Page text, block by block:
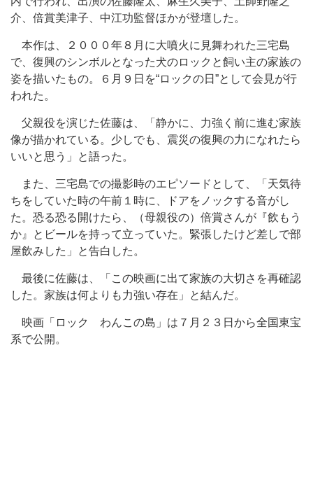
介、倍賞美津子、中江功監督ほかが登壇した。
本作は、２０００年８月に大噴火に見舞われた三宅島
で、復興のシンボルとなった犬のロックと飼い主の家族の
姿を描いたもの。６月９日を“ロックの日”として会見が行
われた。
父親役を演じた佐藤は、「静かに、力強く前に進む家族
像が描かれている。少しでも、震災の復興の力になれたら
いいと思う」と語った。
また、三宅島での撮影時のエピソードとして、「天気待
ちをしていた時の午前１時に、ドアをノックする音がし
た。恐る恐る開けたら、（母親役の）倍賞さんが『飲もう
か』とビールを持って立っていた。緊張したけど差しで部
屋飲みした」と告白した。
最後に佐藤は、「この映画に出て家族の大切さを再確認
した。家族は何よりも力強い存在」と結んだ。
映画「ロック わんこの島」は７月２３日から全国東宝
系で公開。